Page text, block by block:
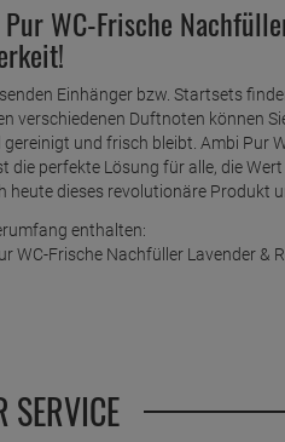
WC-Frische
Einhänger bzw. Startsets
verschiedenen Duftnoten können
und frisch bleibt. Ambi Pur
die perfekte Lösung für alle, die
heute dieses revolutionäre Produkt
enthalten:
WC-Frische Nachfüller Lavender &
SERVICE